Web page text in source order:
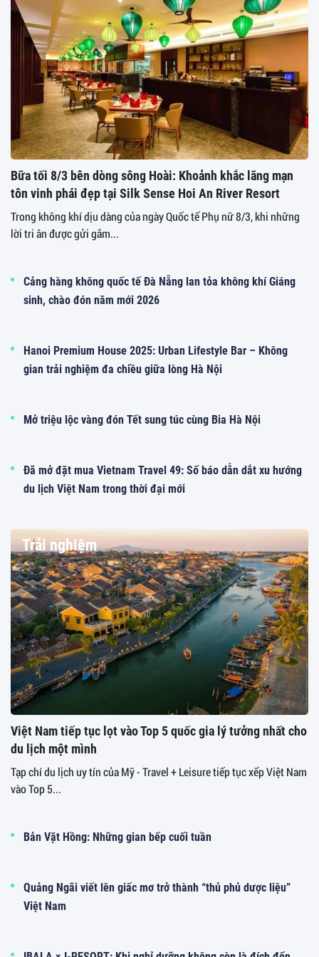
Bữa tối 8/3 bên dòng sông Hoài: Khoảnh khắc lãng mạn
tôn vinh phái đẹp tại Silk Sense Hoi An River Resort
Trong không khí dịu dàng của ngày Quốc tế Phụ nữ 8/3, khi những
lời tri ân được gửi gắm...
Cảng hàng không quốc tế Đà Nẵng lan tỏa không khí Giáng
sinh, chào đón năm mới 2026
Hanoi Premium House 2025: Urban Lifestyle Bar – Không
gian trải nghiệm đa chiều giữa lòng Hà Nội
Mở triệu lộc vàng đón Tết sung túc cùng Bia Hà Nội
Đã mở đặt mua Vietnam Travel 49: Số báo dẫn dắt xu hướng
du lịch Việt Nam trong thời đại mới
Trải nghiệm
Việt Nam tiếp tục lọt vào Top 5 quốc gia lý tưởng nhất cho
du lịch một mình
Tạp chí du lịch uy tín của Mỹ - Travel + Leisure tiếp tục xếp Việt Nam
vào Top 5...
Bản Vặt Hồng: Những gian bếp cuối tuần
Quảng Ngãi viết lên giấc mơ trở thành “thủ phủ dược liệu”
Việt Nam